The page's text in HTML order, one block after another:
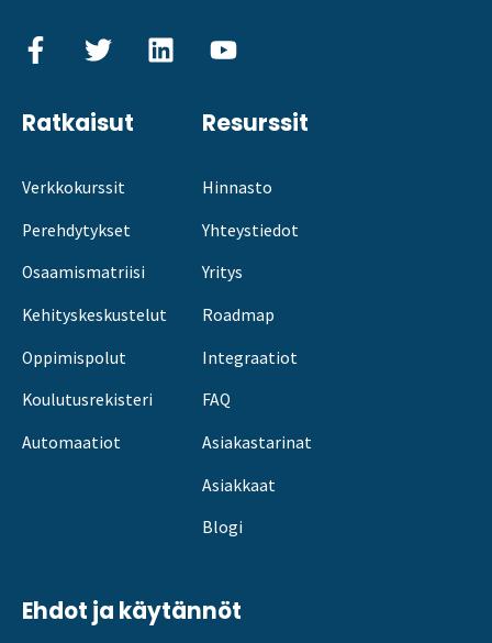
Ratkaisut
Verkkokurssit
Perehdytykset
Osaamismatriisi
Kehityskeskustelut
Oppimispolut
Koulutusrekisteri
Automaatiot
Resurssit
Hinnasto
Yhteystiedot
Yritys
Roadmap
Integraatiot
FAQ
Asiakastarinat
Asiakkaat
Blogi
Ehdot ja käytännöt